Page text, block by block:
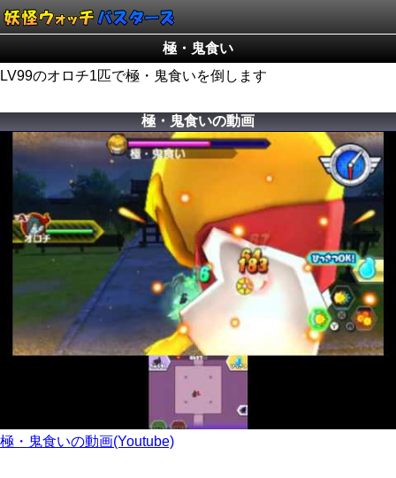
極・鬼食い
LV99のオロチ1匹で極・鬼食いを倒します
極・鬼食いの動画
極・鬼食いの動画(Youtube)